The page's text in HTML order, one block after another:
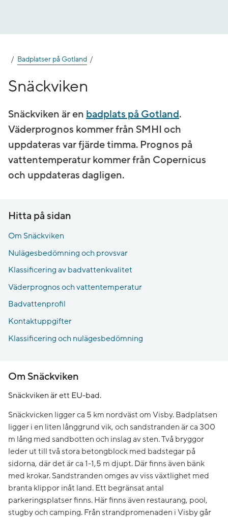
Badplatser på Gotland
Snäckviken
Snäckviken är en badplats på Gotland.
Väderprognos kommer från SMHI och
uppdateras var fjärde timma. Prognos på
vatten­temperatur kommer från Copernicus
och uppdateras dagligen.
Hitta på sidan
Om Snäckviken
Nulägesbedömning och provsvar
Klassificering av badvattenkvalitet
Väderprognos och vattentemperatur
Badvattenprofil
Kontaktuppgifter
Klassificering och nulägesbedömning
Om Snäckviken
Snäckviken är ett EU-bad.
Snäckvicken ligger ca 5 km nordväst om Visby. Badplatsen
ligger i en liten långgrund vik, och sandstranden är ca 300
m lång med sandbotten och inslag av sten. Två bryggor
leder ut till två stora betongblock med badstegar på
sidorna, där det är ca 1-1,5 m djupt. Där finns även bänk
med krokar. Sandstranden omges av viss växtlighet med
branta klippor inåt land. Ett begränsat antal
parkeringsplatser finns. Här finns även restaurang, pool,
stugby och camping. Från strandpromenaden i Visby går